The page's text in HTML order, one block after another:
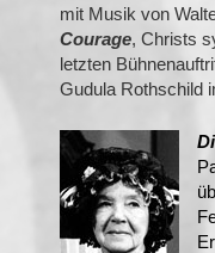
mit Musik von
Courage, Christs
letzten
Gudula Rothschild